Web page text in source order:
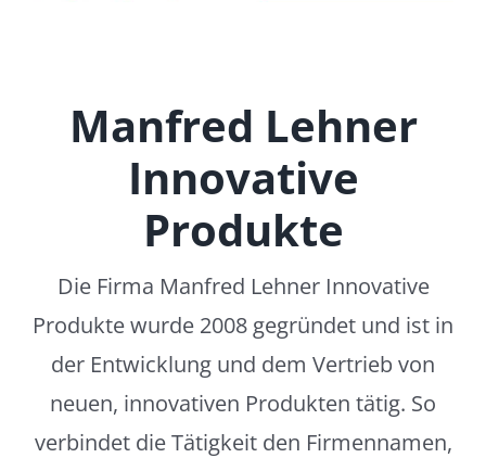
Manfred Lehner
Innovative
Produkte
Die Firma Manfred Lehner Innovative
Produkte wurde 2008 gegründet und ist in
der Entwicklung und dem Vertrieb von
neuen, innovativen Produkten tätig. So
verbindet die Tätigkeit den Firmennamen,